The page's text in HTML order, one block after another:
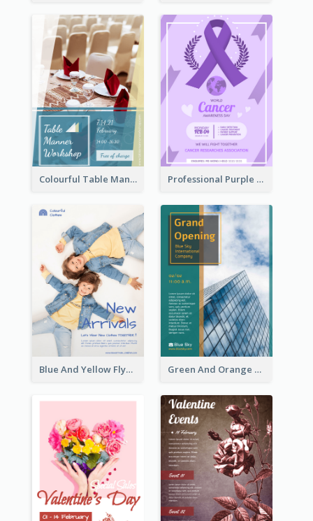
Colourful Table Manner Course Flyer With Details Professional Purple Ribbon And Globe Flyer Design Idea
Blue And Yellow Flyer For Children Clothes Green And Orange Flyer Of Opening Ceremony